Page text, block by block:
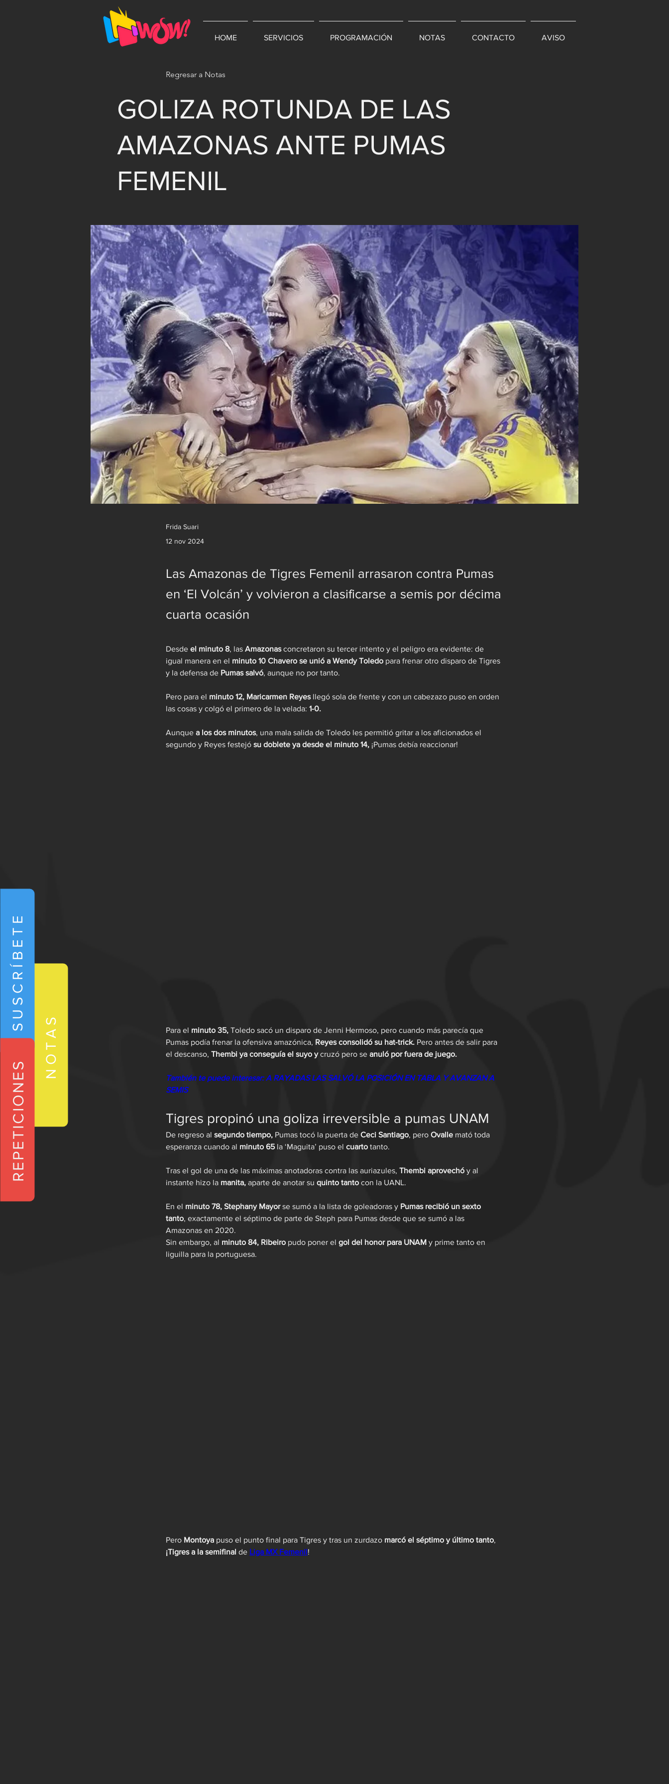
HOME SERVICIOS PROGRAMACIÓN NOTAS CONTACTO AVISO
NOTAS
SUSCRÍBETE
REPETICIONES
Regresar a Notas
GOLIZA ROTUNDA DE LAS
AMAZONAS ANTE PUMAS
FEMENIL
Frida Suari
12 nov 2024
Las Amazonas de Tigres Femenil arrasaron contra Pumas
en ‘El Volcán’ y volvieron a clasificarse a semis por décima
cuarta ocasión
Desde el minuto 8, las Amazonas concretaron su tercer intento y el peligro era evidente: de
igual manera en el minuto 10 Chavero se unió a Wendy Toledo para frenar otro disparo de Tigres
y la defensa de Pumas salvó, aunque no por tanto.
Pero para el minuto 12, Maricarmen Reyes llegó sola de frente y con un cabezazo puso en orden
las cosas y colgó el primero de la velada: 1-0.
Aunque a los dos minutos, una mala salida de Toledo les permitió gritar a los aficionados el
segundo y Reyes festejó su doblete ya desde el minuto 14, ¡Pumas debía reaccionar!
Para el minuto 35, Toledo sacó un disparo de Jenni Hermoso, pero cuando más parecía que
Pumas podía frenar la ofensiva amazónica, Reyes consolidó su hat-trick. Pero antes de salir para
el descanso, Thembi ya conseguía el suyo y cruzó pero se anuló por fuera de juego.
También te puede interesar: A RAYADAS LAS SALVÓ LA POSICIÓN EN TABLA Y AVANZAN A
SEMIS
Tigres propinó una goliza irreversible a pumas UNAM
De regreso al segundo tiempo, Pumas tocó la puerta de Ceci Santiago, pero Ovalle mató toda
esperanza cuando al minuto 65 la ‘Maguita’ puso el cuarto tanto.
Tras el gol de una de las máximas anotadoras contra las auriazules, Thembi aprovechó y al
instante hizo la manita, aparte de anotar su quinto tanto con la UANL.
En el minuto 78, Stephany Mayor se sumó a la lista de goleadoras y Pumas recibió un sexto
tanto, exactamente el séptimo de parte de Steph para Pumas desde que se sumó a las
Amazonas en 2020.
Sin embargo, al minuto 84, Ribeiro pudo poner el gol del honor para UNAM y prime tanto en
liguilla para la portuguesa.
Pero Montoya puso el punto final para Tigres y tras un zurdazo marcó el séptimo y último tanto,
¡Tigres a la semifinal de Liga MX Femenil!